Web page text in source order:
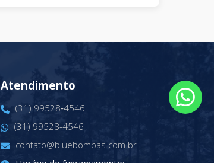
Atendimento
(31) 99528‑4546‬
(31) 99528-4546
contato@bluebombas.com.br